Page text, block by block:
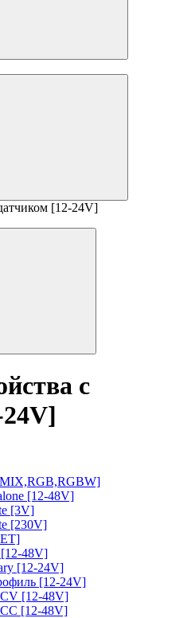
[12-24V]
с
[12-48V]
[3V]
[230V]
48V]
[12-24V]
[12-24V]
[12-48V]
[12-48V]